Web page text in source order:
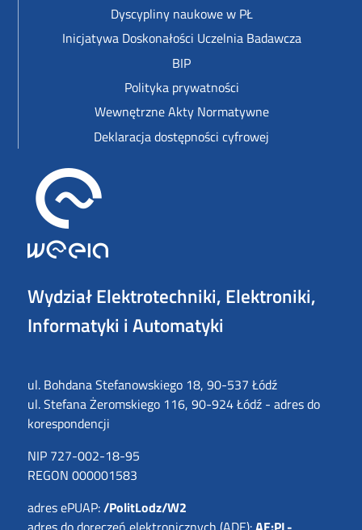
Image
Wydział Elektrotechniki, Elektroniki,
Informatyki i Automatyki
ul. Bohdana Stefanowskiego 18, 90-537 Łódź
ul. Stefana Żeromskiego 116, 90-924 Łódź - adres do
korespondencji
NIP 727-002-18-95
REGON 000001583
adres ePUAP:/PolitLodz/W2
Dyscypliny naukowe w PŁ
Inicjatywa Doskonałości Uczelnia Badawcza
BIP
Polityka prywatności
Wewnętrzne Akty Normatywne
Deklaracja dostępności cyfrowej